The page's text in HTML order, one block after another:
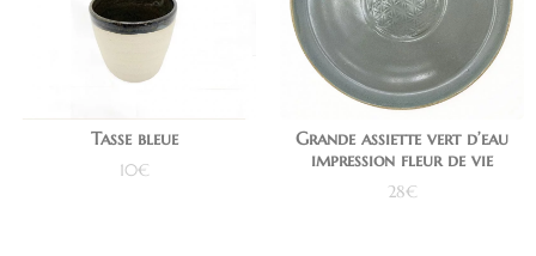
Tasse bleue
10€
Grande assiette vert d’eau
impression fleur de vie
28€